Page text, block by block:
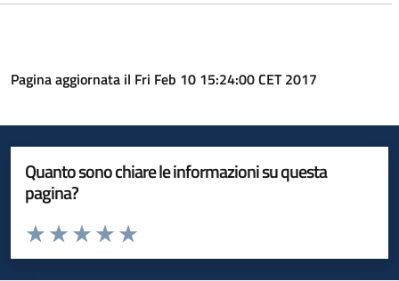
Pagina aggiornata il Fri Feb 10 15:24:00 CET 2017
Quanto sono chiare le informazioni su questa
pagina?
Valuta da 1 a 5 stelle la pagina
Valuta 5 stelle su 5
Valuta 4 stelle su 5
Valuta 3 stelle su 5
Valuta 2 stelle su 5
Valuta 1 stelle su 5